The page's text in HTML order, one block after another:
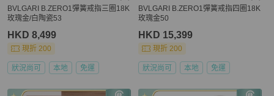
BVLGARI B.ZERO1彈簧戒指三圈18K
玫瑰金/白陶瓷53
HKD 8,499
現折 200
狀況尚可 本地 免運
BVLGARI B.ZERO1彈簧戒指四圈18K
玫瑰金50
HKD 15,399
現折 200
狀況尚可 本地 免運